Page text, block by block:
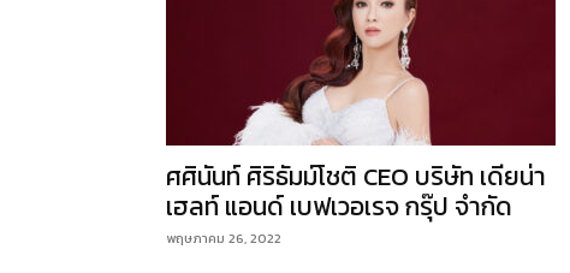
ศศินันท์ ศิริธัมม์โชติ CEO บริษัท เดียน่า
เฮลท์ แอนด์ เบฟเวอเรจ กรุ๊ป จำกัด
พฤษภาคม 26, 2022